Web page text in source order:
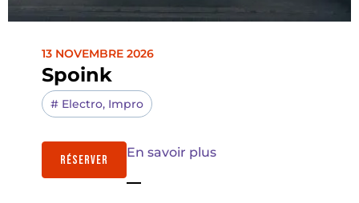
13 NOVEMBRE 2026
Spoink
# Electro, Impro
RÉSERVER En savoir plus